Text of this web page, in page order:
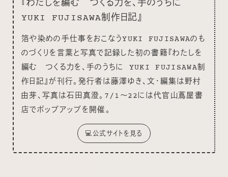
『わたしを編む つくる力を、手のうちに
YUKI FUJISAWA制作日記』
箔や染めの手仕事をおこなうYUKI FUJISAWAのも
のづくりを言葉と写真で記録した初の書籍『わたしを
編む つくる力を、手のうちに YUKI FUJISAWA制
作日記』が刊行。発行者は藤澤ゆき、文・編集は野村
由芽、写真は石田真澄。7/1〜22には代官山蔦屋書
店でポップアップを開催。
💻公式サイトを見る